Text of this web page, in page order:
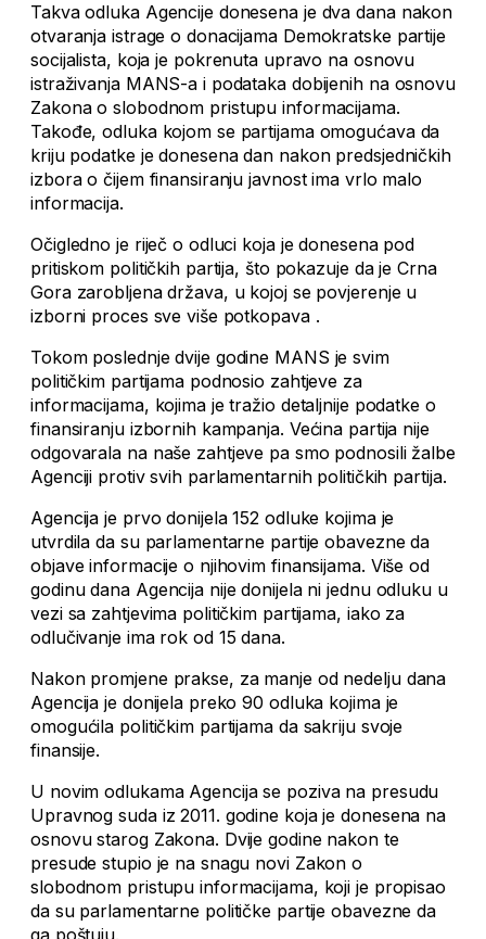
Takva odluka Agencije donesena je dva dana nakon
otvaranja istrage o donacijama Demokratske partije
socijalista, koja je pokrenuta upravo na osnovu
istraživanja MANS-a i podataka dobijenih na osnovu
Zakona o slobodnom pristupu informacijama.
Takođe, odluka kojom se partijama omogućava da
kriju podatke je donesena dan nakon predsjedničkih
izbora o čijem finansiranju javnost ima vrlo malo
informacija.
Očigledno je riječ o odluci koja je donesena pod
pritiskom političkih partija, što pokazuje da je Crna
Gora zarobljena država, u kojoj se povjerenje u
izborni proces sve više potkopava .
Tokom poslednje dvije godine MANS je svim
političkim partijama podnosio zahtjeve za
informacijama, kojima je tražio detaljnije podatke o
finansiranju izbornih kampanja. Većina partija nije
odgovarala na naše zahtjeve pa smo podnosili žalbe
Agenciji protiv svih parlamentarnih političkih partija.
Agencija je prvo donijela 152 odluke kojima je
utvrdila da su parlamentarne partije obavezne da
objave informacije o njihovim finansijama. Više od
godinu dana Agencija nije donijela ni jednu odluku u
vezi sa zahtjevima političkim partijama, iako za
odlučivanje ima rok od 15 dana.
Nakon promjene prakse, za manje od nedelju dana
Agencija je donijela preko 90 odluka kojima je
omogućila političkim partijama da sakriju svoje
finansije.
U novim odlukama Agencija se poziva na presudu
Upravnog suda iz 2011. godine koja je donesena na
osnovu starog Zakona. Dvije godine nakon te
presude stupio je na snagu novi Zakon o
slobodnom pristupu informacijama, koji je propisao
da su parlamentarne političke partije obavezne da